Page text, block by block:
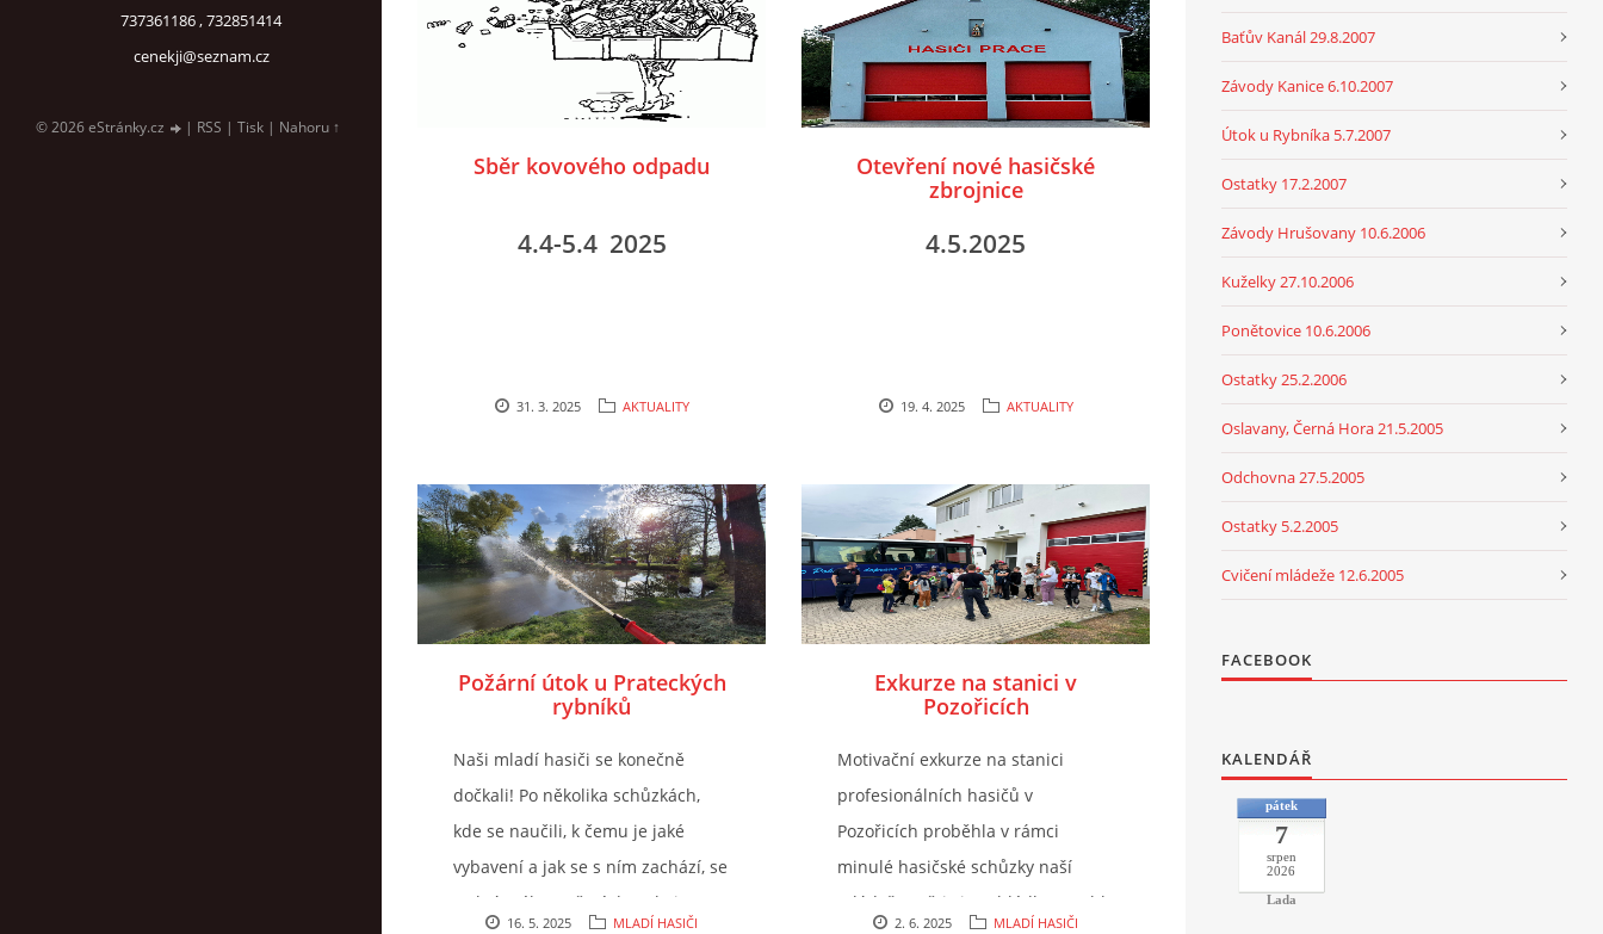
737361186 , 732851414
cenekji@seznam.cz
© 2026 eStránky.cz | RSS | Tisk | Nahoru ↑
Sběr kovového odpadu
4.4-5.4 2025
31. 3. 2025 AKTUALITY
Otevření nové hasičské
zbrojnice
4.5.2025
19. 4. 2025 AKTUALITY
Požární útok u Prateckých
rybníků
Naši mladí hasiči se konečně
dočkali! Po několika schůzkách,
kde se naučili, k čemu je jaké
vybavení a jak se s ním zachází, se
za krásného počasí dostalo i na
16. 5. 2025 MLADÍ HASIČI
Exkurze na stanici v
Pozořicích
Motivační exkurze na stanici
profesionálních hasičů v
Pozořicích proběhla v rámci
minulé hasičské schůzky naší
mládeže. Děti si prohlédly a mohly
2. 6. 2025 MLADÍ HASIČI
Baťův Kanál 29.8.2007
Závody Kanice 6.10.2007
Útok u Rybníka 5.7.2007
Ostatky 17.2.2007
Závody Hrušovany 10.6.2006
Kuželky 27.10.2006
Ponětovice 10.6.2006
Ostatky 25.2.2006
Oslavany, Černá Hora 21.5.2005
Odchovna 27.5.2005
Ostatky 5.2.2005
Cvičení mládeže 12.6.2005
FACEBOOK
KALENDÁŘ
pátek
7
srpen
2026
Lada